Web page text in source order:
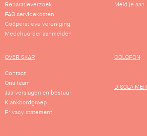
Reparatieverzoek
FAQ servicekosten
Coöperatieve vereniging
Medehuurder aanmelden
Meld je aan
OVER SKAR
Contact
Ons team
Jaarverslagen en bestuur
Klankbordgroep
Privacy statement
COLOFON
DISCLAIMER